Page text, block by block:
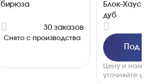
бирюза
30 заказов
Снято с производства
Блок-Хаус
дуб
Под
Цену и
уточняйте у